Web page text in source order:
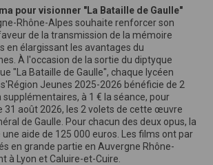
pour visionner "La Bataille de Gaulle"
Rhône-Alpes souhaite renforcer son
de la transmission de la mémoire
en élargissant les avantages du
À l'occasion de la sortie du diptyque
"La Bataille de Gaulle", chaque lycéen
Jeunes 2025-2026 bénéficie de 2
à 1 € la séance, pour
31 août 2026, les 2 volets de cette œuvre
de Gaulle. Pour chacun des deux opus, la
une aide de 125 000 euros. Les films ont par
en grande partie en Auvergne Rhône-
à Lyon et Caluire-et-Cuire.